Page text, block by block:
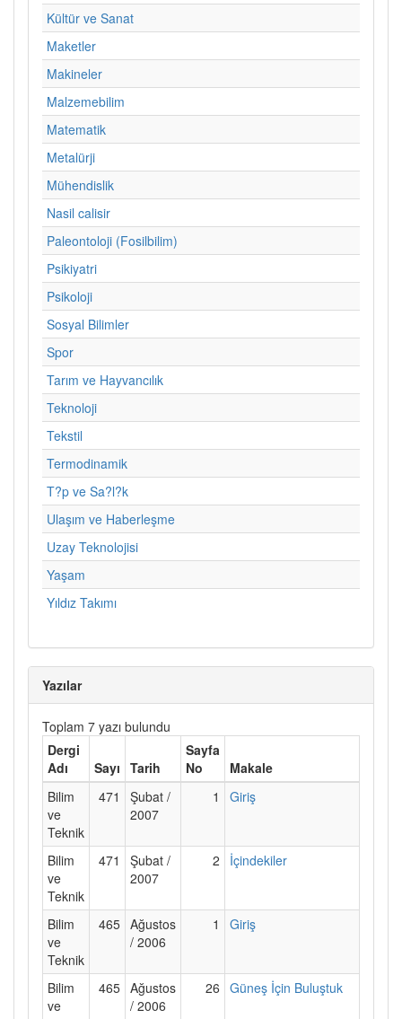
Kültür ve Sanat
Maketler
Makineler
Malzemebilim
Matematik
Metalürji
Mühendislik
Nasil calisir
Paleontoloji (Fosilbilim)
Psikiyatri
Psikoloji
Sosyal Bilimler
Spor
Tarım ve Hayvancılık
Teknoloji
Tekstil
Termodinamik
T?p ve Sa?l?k
Ulaşım ve Haberleşme
Uzay Teknolojisi
Yaşam
Yıldız Takımı
Yazılar
Toplam 7 yazı bulundu
Dergi
Adı
Sayı Tarih
Sayfa
No
Makale
Bilim
ve
Teknik
471
Şubat /
2007
1 Giriş
Bilim
ve
Teknik
471
Şubat /
2007
2 İçindekiler
Bilim
ve
Teknik
465 Ağustos
/ 2006
1 Giriş
Bilim
ve
465 Ağustos
/ 2006
26 Güneş İçin Buluştuk